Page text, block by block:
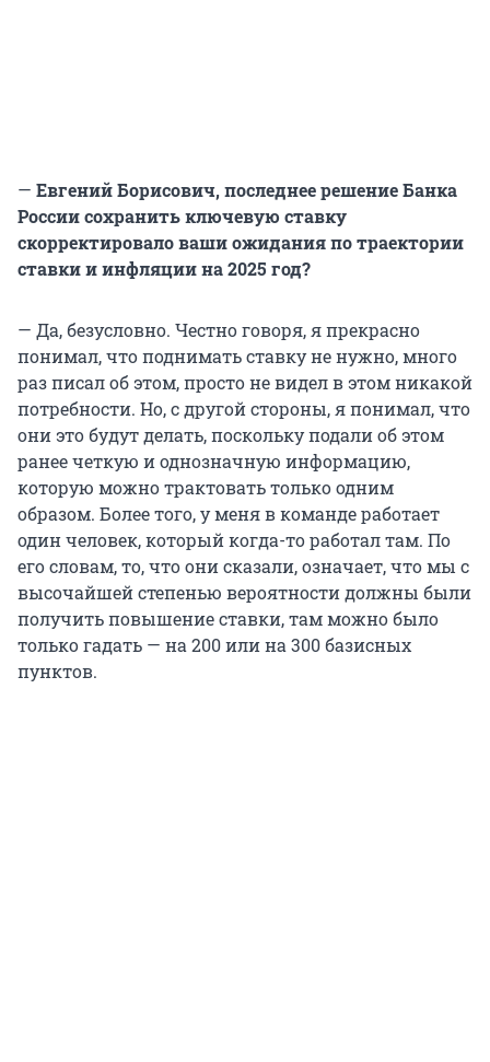
— Евгений Борисович, последнее решение Банка
России сохранить ключевую ставку
скорректировало ваши ожидания по траектории
ставки и инфляции на 2025 год?
— Да, безусловно. Честно говоря, я прекрасно
понимал, что поднимать ставку не нужно, много
раз писал об этом, просто не видел в этом никакой
потребности. Но, с другой стороны, я понимал, что
они это будут делать, поскольку подали об этом
ранее четкую и однозначную информацию,
которую можно трактовать только одним
образом. Более того, у меня в команде работает
один человек, который когда-то работал там. По
его словам, то, что они сказали, означает, что мы с
высочайшей степенью вероятности должны были
получить повышение ставки, там можно было
только гадать — на 200 или на 300 базисных
пунктов.